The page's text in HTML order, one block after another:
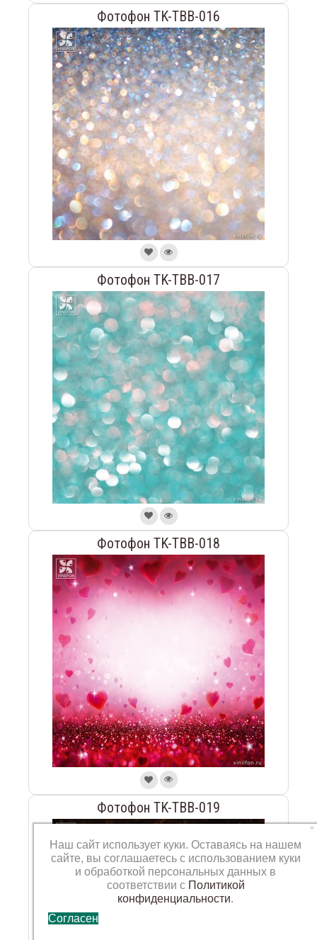
Фотофон TK-TBB-016
Фотофон TK-TBB-017
Фотофон TK-TBB-018
Фотофон TK-TBB-019
×
Наш сайт использует куки. Оставаясь на нашем
сайте, вы соглашаетесь с использованием куки
и обработкой персональных данных в
соответствии с Политикой
конфиденциальности.
Согласен